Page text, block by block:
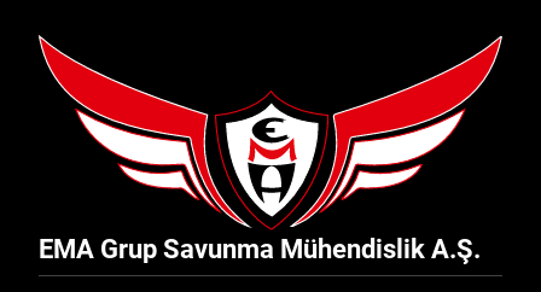
EMA Grup Savunma Mühendislik A.Ş.